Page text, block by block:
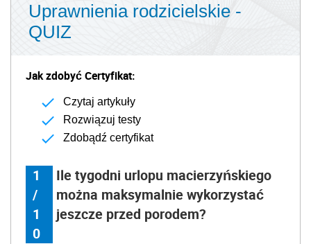
Uprawnienia rodzicielskie -
QUIZ
Jak zdobyć Certyfikat:
Czytaj artykuły
Rozwiązuj testy
Zdobądź certyfikat
1
/
1
0
Ile tygodni urlopu macierzyńskiego
można maksymalnie wykorzystać
jeszcze przed porodem?